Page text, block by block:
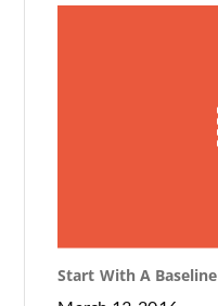
Start With A Baseline